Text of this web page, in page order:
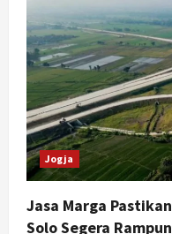
Jogja
Jasa Marga
Solo Segera